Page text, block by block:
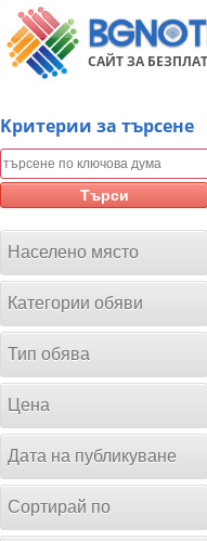
САЙТ ЗА
Kритерии за търсене
Търси
Населено място
Категории обяви
Тип обява
Цена
Дата на публикуване
Сортирай по